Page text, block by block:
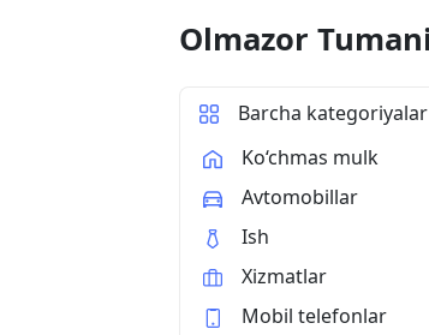
Olmazor
Barcha kategoriyalar
Ko‘chmas mulk
Avtomobillar
Ish
Xizmatlar
Mobil telefonlar